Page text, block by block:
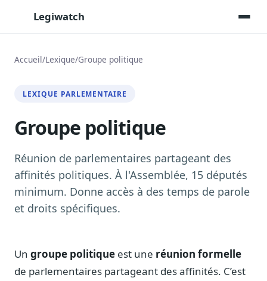
Legiwatch
Posez vos questions, réponses sourcées
Toutes les séances AN/Sénat transcrites
Synthèses IA
Résumés automatiques des dossiers longs
Veille des matinales radio
9 interviews politiques, analysées avant 10 h
Exports & livrables
Notes, briefings, tableaux de bord
Accueil/Lexique/Groupe politique
LEXIQUE PARLEMENTAIRE
Groupe politique
Réunion de parlementaires partageant des
affinités politiques. À l'Assemblée, 15 députés
minimum. Donne accès à des temps de parole
et droits spécifiques.
Un groupe politique est une réunion formelle
de parlementaires partageant des affinités. C’est